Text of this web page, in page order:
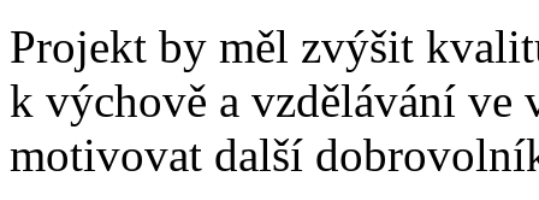
Projekt by měl zvýšit
k výchově a vzdělávání ve
motivovat další